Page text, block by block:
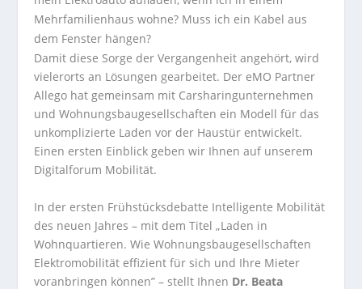
Mehrfamilienhaus wohne? Muss ich ein Kabel aus
dem Fenster hängen?
Damit diese Sorge der Vergangenheit angehört, wird
vielerorts an Lösungen gearbeitet. Der eMO Partner
Allego hat gemeinsam mit Carsharingunternehmen
und Wohnungsbaugesellschaften ein Modell für das
unkomplizierte Laden vor der Haustür entwickelt.
Einen ersten Einblick geben wir Ihnen auf unserem
Digitalforum Mobilität.
In der ersten Frühstücksdebatte Intelligente Mobilität
des neuen Jahres – mit dem Titel „Laden in
Wohnquartieren. Wie Wohnungsbaugesellschaften
Elektromobilität effizient für sich und Ihre Mieter
voranbringen können” – stellt Ihnen Dr. Beata